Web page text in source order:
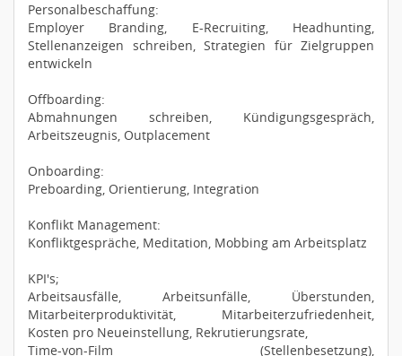
Personalbeschaffung:
Employer Branding, E-Recruiting, Headhunting,
Stellenanzeigen schreiben, Strategien für Zielgruppen
entwickeln
Offboarding:
Abmahnungen schreiben, Kündigungsgespräch,
Arbeitszeugnis, Outplacement
Onboarding:
Preboarding, Orientierung, Integration
Konflikt Management:
Konfliktgespräche, Meditation, Mobbing am Arbeitsplatz
KPI's;
Arbeitsausfälle, Arbeitsunfälle, Überstunden,
Mitarbeiterproduktivität, Mitarbeiterzufriedenheit,
Kosten pro Neueinstellung, Rekrutierungsrate,
Time-von-Film (Stellenbesetzung),